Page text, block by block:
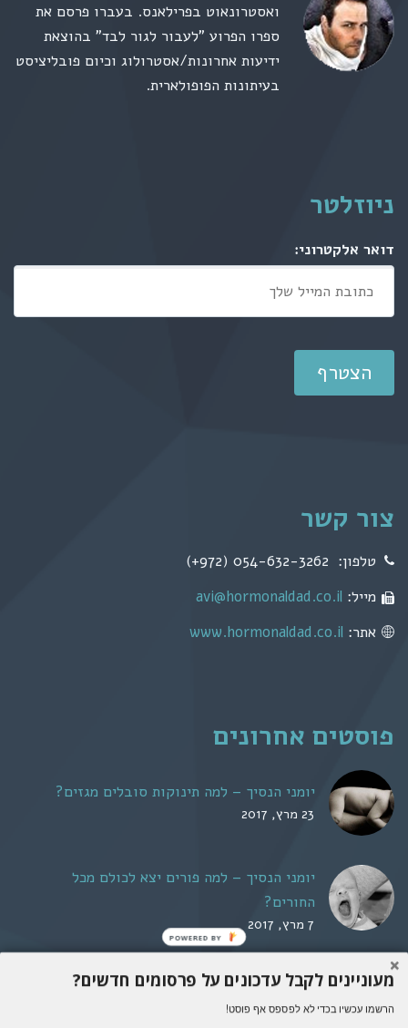
ואסטרונאוט בפרילאנס. בעברו פרסם את
ספרו הפרוע "לעבור לגור לבד" בהוצאת
ידיעות אחרונות/אסטרולוג וכיום פובליציסט
בעיתונות הפופולארית.
ניוזלטר
דואר אלקטרוני:
צור קשר
טלפון: 054-632-3262 (972+)
מייל: avi@hormonaldad.co.il
אתר: www.hormonaldad.co.il
פוסטים אחרונים
יומני הנסיך – למה תינוקות סובלים מגזים?
23 מרץ, 2017
יומני הנסיך – למה פורים יצא לכולם מכל
החורים?
7 מרץ, 2017
אבא הורמונלי © 2016. כל הזכויות שמורות. אין להעתיק,
מעוניינים לקבל עדכונים על פרסומים חדשים?
הרשמו עכשיו בכדי לא לפספס אף פוסט!
POWERED BY